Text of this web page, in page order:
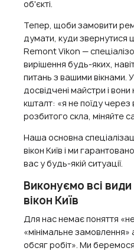
об'єкті.
Тепер, щоби замовити
думати, куди звернутися
Remont Vikon —
вирішення будь-яких,
питань з вашими вікнами.
досвідчені майстри і
кшталт: «я не поїду через
розбитого скла, міняйте
Наша основна
вікон Київ і ми
вас у будь-якій ситуації.
Виконуємо всі
вікон Київ
Для нас немає поняття
«мінімальне
обсяг робіт». Ми